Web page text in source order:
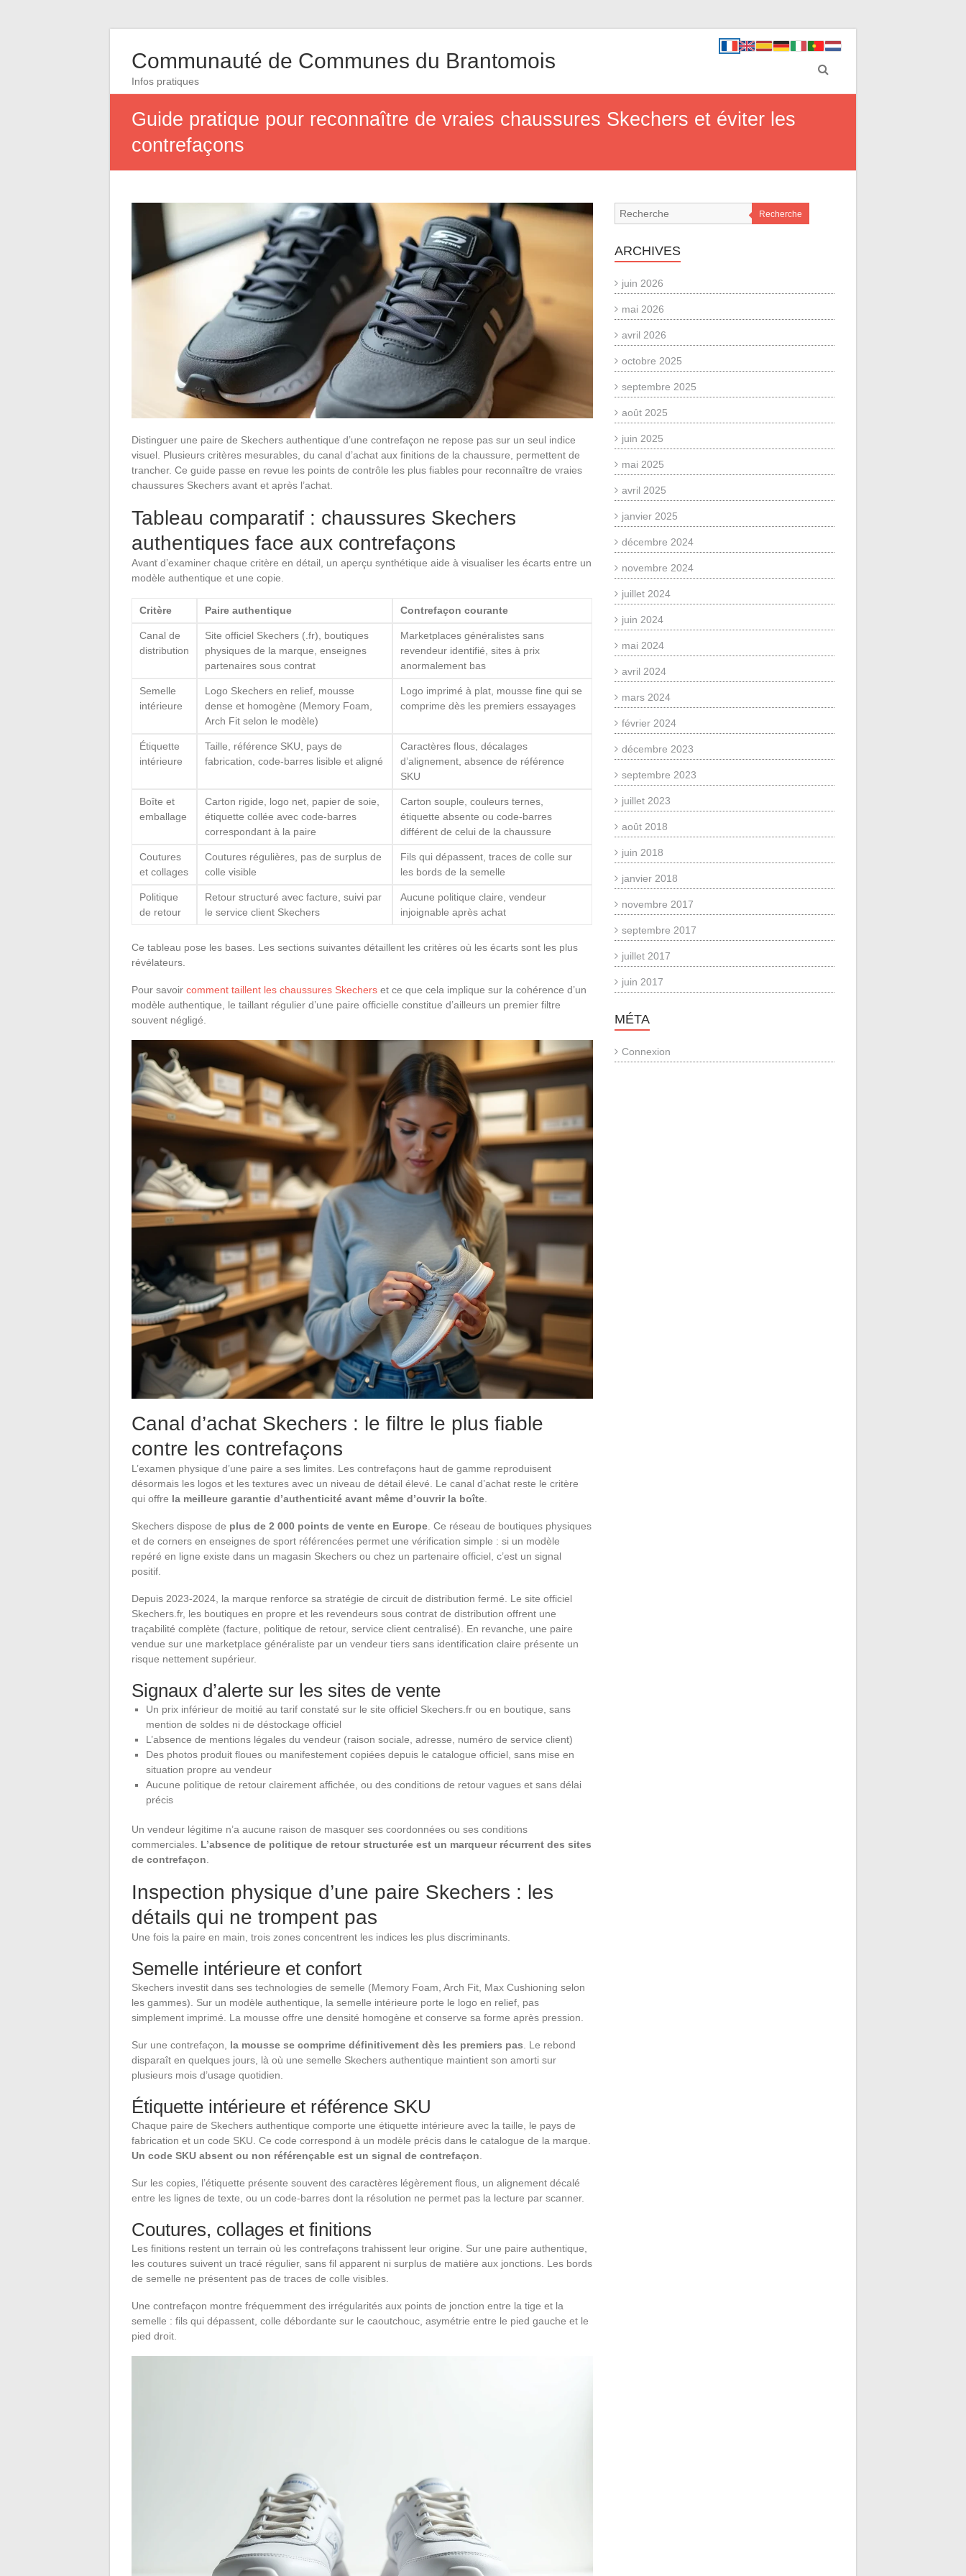
Communauté de Communes du Brantomois
Infos pratiques
Guide pratique pour reconnaître de vraies chaussures Skechers et éviter les
contrefaçons
Distinguer une paire de Skechers authentique d’une contrefaçon ne repose pas sur un seul indice
visuel. Plusieurs critères mesurables, du canal d’achat aux finitions de la chaussure, permettent de
trancher. Ce guide passe en revue les points de contrôle les plus fiables pour reconnaître de vraies
chaussures Skechers avant et après l’achat.
Tableau comparatif : chaussures Skechers
authentiques face aux contrefaçons
Avant d’examiner chaque critère en détail, un aperçu synthétique aide à visualiser les écarts entre un
modèle authentique et une copie.
Critère Paire authentique Contrefaçon courante
Canal de
distribution
Site officiel Skechers (.fr), boutiques
physiques de la marque, enseignes
partenaires sous contrat
Marketplaces généralistes sans
revendeur identifié, sites à prix
anormalement bas
Semelle
intérieure
Logo Skechers en relief, mousse
dense et homogène (Memory Foam,
Arch Fit selon le modèle)
Logo imprimé à plat, mousse fine qui se
comprime dès les premiers essayages
Étiquette
intérieure
Taille, référence SKU, pays de
fabrication, code-barres lisible et aligné
Caractères flous, décalages
d’alignement, absence de référence
SKU
Boîte et
emballage
Carton rigide, logo net, papier de soie,
étiquette collée avec code-barres
correspondant à la paire
Carton souple, couleurs ternes,
étiquette absente ou code-barres
différent de celui de la chaussure
Coutures
et collages
Coutures régulières, pas de surplus de
colle visible
Fils qui dépassent, traces de colle sur
les bords de la semelle
Politique
de retour
Retour structuré avec facture, suivi par
le service client Skechers
Aucune politique claire, vendeur
injoignable après achat
Ce tableau pose les bases. Les sections suivantes détaillent les critères où les écarts sont les plus
révélateurs.
Pour savoir comment taillent les chaussures Skechers et ce que cela implique sur la cohérence d’un
modèle authentique, le taillant régulier d’une paire officielle constitue d’ailleurs un premier filtre
souvent négligé.
Canal d’achat Skechers : le filtre le plus fiable
contre les contrefaçons
L’examen physique d’une paire a ses limites. Les contrefaçons haut de gamme reproduisent
désormais les logos et les textures avec un niveau de détail élevé. Le canal d’achat reste le critère
qui offre la meilleure garantie d’authenticité avant même d’ouvrir la boîte.
Skechers dispose de plus de 2 000 points de vente en Europe. Ce réseau de boutiques physiques
et de corners en enseignes de sport référencées permet une vérification simple : si un modèle
repéré en ligne existe dans un magasin Skechers ou chez un partenaire officiel, c’est un signal
positif.
Depuis 2023-2024, la marque renforce sa stratégie de circuit de distribution fermé. Le site officiel
Skechers.fr, les boutiques en propre et les revendeurs sous contrat de distribution offrent une
traçabilité complète (facture, politique de retour, service client centralisé). En revanche, une paire
vendue sur une marketplace généraliste par un vendeur tiers sans identification claire présente un
risque nettement supérieur.
Signaux d’alerte sur les sites de vente
Un prix inférieur de moitié au tarif constaté sur le site officiel Skechers.fr ou en boutique, sans
mention de soldes ni de déstockage officiel
L’absence de mentions légales du vendeur (raison sociale, adresse, numéro de service client)
Des photos produit floues ou manifestement copiées depuis le catalogue officiel, sans mise en
situation propre au vendeur
Aucune politique de retour clairement affichée, ou des conditions de retour vagues et sans délai
précis
Un vendeur légitime n’a aucune raison de masquer ses coordonnées ou ses conditions
commerciales. L’absence de politique de retour structurée est un marqueur récurrent des sites
de contrefaçon.
Inspection physique d’une paire Skechers : les
détails qui ne trompent pas
Une fois la paire en main, trois zones concentrent les indices les plus discriminants.
Semelle intérieure et confort
Skechers investit dans ses technologies de semelle (Memory Foam, Arch Fit, Max Cushioning selon
les gammes). Sur un modèle authentique, la semelle intérieure porte le logo en relief, pas
simplement imprimé. La mousse offre une densité homogène et conserve sa forme après pression.
Sur une contrefaçon, la mousse se comprime définitivement dès les premiers pas. Le rebond
disparaît en quelques jours, là où une semelle Skechers authentique maintient son amorti sur
plusieurs mois d’usage quotidien.
Étiquette intérieure et référence SKU
Chaque paire de Skechers authentique comporte une étiquette intérieure avec la taille, le pays de
fabrication et un code SKU. Ce code correspond à un modèle précis dans le catalogue de la marque.
Un code SKU absent ou non référençable est un signal de contrefaçon.
Sur les copies, l’étiquette présente souvent des caractères légèrement flous, un alignement décalé
entre les lignes de texte, ou un code-barres dont la résolution ne permet pas la lecture par scanner.
Coutures, collages et finitions
Les finitions restent un terrain où les contrefaçons trahissent leur origine. Sur une paire authentique,
les coutures suivent un tracé régulier, sans fil apparent ni surplus de matière aux jonctions. Les bords
de semelle ne présentent pas de traces de colle visibles.
Une contrefaçon montre fréquemment des irrégularités aux points de jonction entre la tige et la
semelle : fils qui dépassent, colle débordante sur le caoutchouc, asymétrie entre le pied gauche et le
pied droit.
Recherche
ARCHIVES
juin 2026
mai 2026
avril 2026
octobre 2025
septembre 2025
août 2025
juin 2025
mai 2025
avril 2025
janvier 2025
décembre 2024
novembre 2024
juillet 2024
juin 2024
mai 2024
avril 2024
mars 2024
février 2024
décembre 2023
septembre 2023
juillet 2023
août 2018
juin 2018
janvier 2018
novembre 2017
septembre 2017
juillet 2017
juin 2017
MÉTA
Connexion